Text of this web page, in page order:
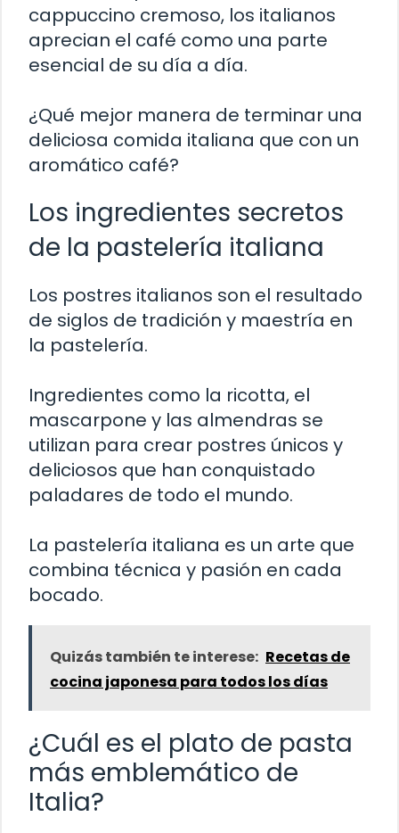
cappuccino cremoso, los italianos
aprecian el café como una parte
esencial de su día a día.
¿Qué mejor manera de terminar una
deliciosa comida italiana que con un
aromático café?
Los ingredientes secretos
de la pastelería italiana
Los postres italianos son el resultado
de siglos de tradición y maestría en
la pastelería.
Ingredientes como la ricotta, el
mascarpone y las almendras se
utilizan para crear postres únicos y
deliciosos que han conquistado
paladares de todo el mundo.
La pastelería italiana es un arte que
combina técnica y pasión en cada
bocado.
Quizás también te interese: Recetas de
cocina japonesa para todos los días
¿Cuál es el plato de pasta
más emblemático de
Italia?